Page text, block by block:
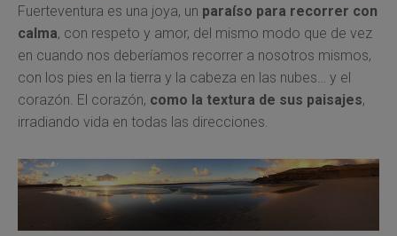
Fuerteventura es una joya, un paraíso para recorrer con
calma, con respeto y amor, del mismo modo que de vez
en cuando nos deberíamos recorrer a nosotros mismos,
con los pies en la tierra y la cabeza en las nubes… y el
corazón. El corazón, como la textura de sus paisajes,
irradiando vida en todas las direcciones.